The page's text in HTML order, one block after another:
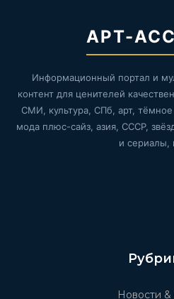
АРТ-
Информационный портал и
контент для ценителей
СМИ, культура, СПб, арт,
мода плюс-сайз, азия, СССР,
и сериалы,
Новости